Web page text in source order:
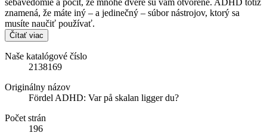
znamená, že máte iný – a jedinečný – súbor nástrojov, ktorý sa
musíte naučiť používať.
Čítať viac
Naše katalógové číslo
2138169
Originálny názov
Fördel ADHD: Var på skalan ligger du?
Počet strán
196